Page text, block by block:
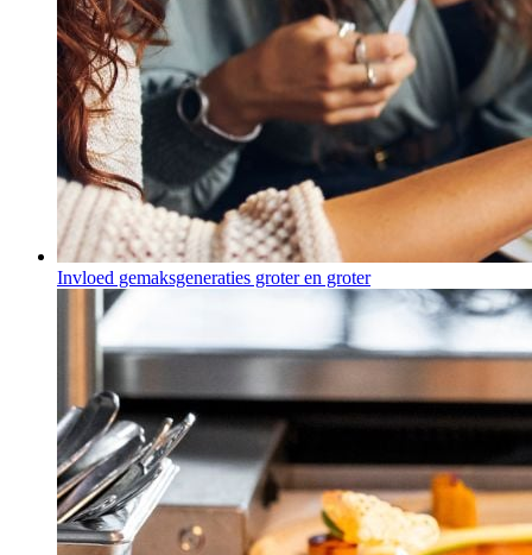
Invloed gemaksgeneraties groter en groter